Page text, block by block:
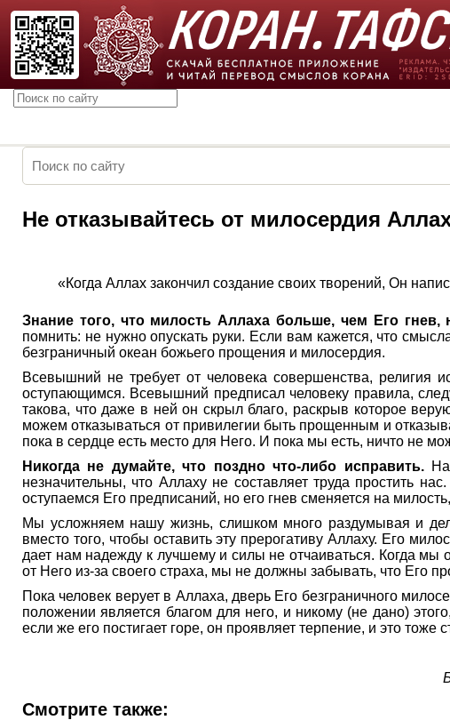
Не отказывайтесь от милосердия
«Когда Аллах закончил создание своих творений, Он
Знание того, что милость Аллаха больше, чем Его гнев,
помнить: не нужно опускать руки. Если вам кажется, что
безграничный океан божьего прощения и милосердия.
Всевышний не требует от человека совершенства,
оступающимся. Всевышний предписал человеку правила,
такова, что даже в ней он скрыл благо, раскрыв которое
можем отказываться от привилегии быть прощенным и
пока в сердце есть место для Него. И пока мы есть, ничто не
Никогда не думайте, что поздно что-либо исправить.
незначительны, что Аллаху не составляет труда простить
оступаемся Его предписаний, но его гнев сменяется на
Мы усложняем нашу жизнь, слишком много раздумывая и
вместо того, чтобы оставить эту прерогативу Аллаху. Его
дает нам надежду к лучшему и силы не отчаиваться. Когда
от Него из-за своего страха, мы не должны забывать, что Его
Пока человек верует в Аллаха, дверь Его безграничного
положении является благом для него, и никому (не дано)
если же его постигает горе, он проявляет терпение, и это тоже
Смотрите также: